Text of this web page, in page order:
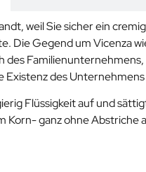
weil Sie sicher ein
Die Gegend um Vicenza
Existenz des
Flüssigkeit auf und
Korn- ganz ohne